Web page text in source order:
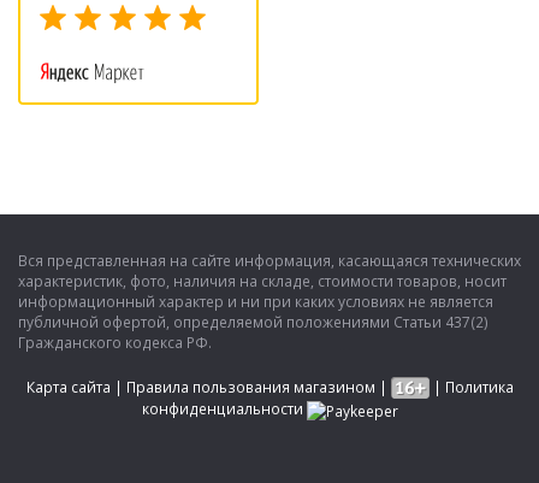
Вся представленная на сайте информация, касающаяся технических
характеристик, фото, наличия на складе, стоимости товаров, носит
информационный характер и ни при каких условиях не является
публичной офертой, определяемой положениями Статьи 437(2)
Гражданского кодекса РФ.
Карта сайта | Правила пользования магазином | | Политика
конфиденциальности